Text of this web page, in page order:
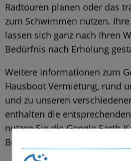
Radtouren planen oder das
zum Schwimmen nutzen.
lassen sich ganz nach Ihren
Bedürfnis nach Erholung
Weitere Informationen zum
Hausboot Vermietung, rund
und zu unseren
enthalten die
nutzen Sie die Google Earth-
Bereich.